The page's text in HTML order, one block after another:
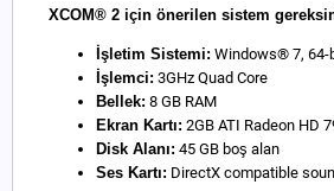
XCOM® 2 için önerilen sistem
İşletim Sistemi: Windows® 7, 64-
İşlemci: 3GHz Quad Core
Bellek: 8 GB RAM
Ekran Kartı: 2GB ATI Radeon HD
Disk Alanı: 45 GB boş alan
Ses Kartı: DirectX compatible